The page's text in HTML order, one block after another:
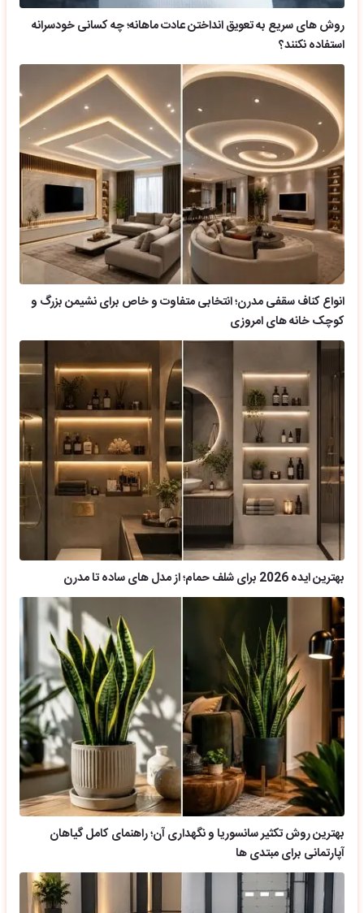
روش های سریع به تعویق انداختن عادت ماهانه؛ چه کسانی خودسرانه
استفاده نکنند؟
انواع کناف سقفی مدرن؛ انتخابی متفاوت و خاص برای نشیمن بزرگ و
کوچک خانه های امروزی
بهترین ایده 2026 برای شلف حمام؛ از مدل های ساده تا مدرن
بهترین روش تکثیر سانسوریا و نگهداری آن؛ راهنمای کامل گیاهان
آپارتمانی برای مبتدی ها